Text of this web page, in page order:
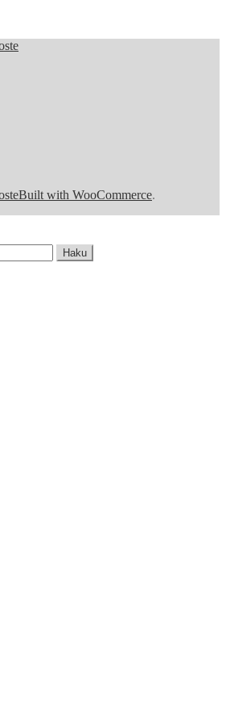
Built with WooCommerce.
Haku